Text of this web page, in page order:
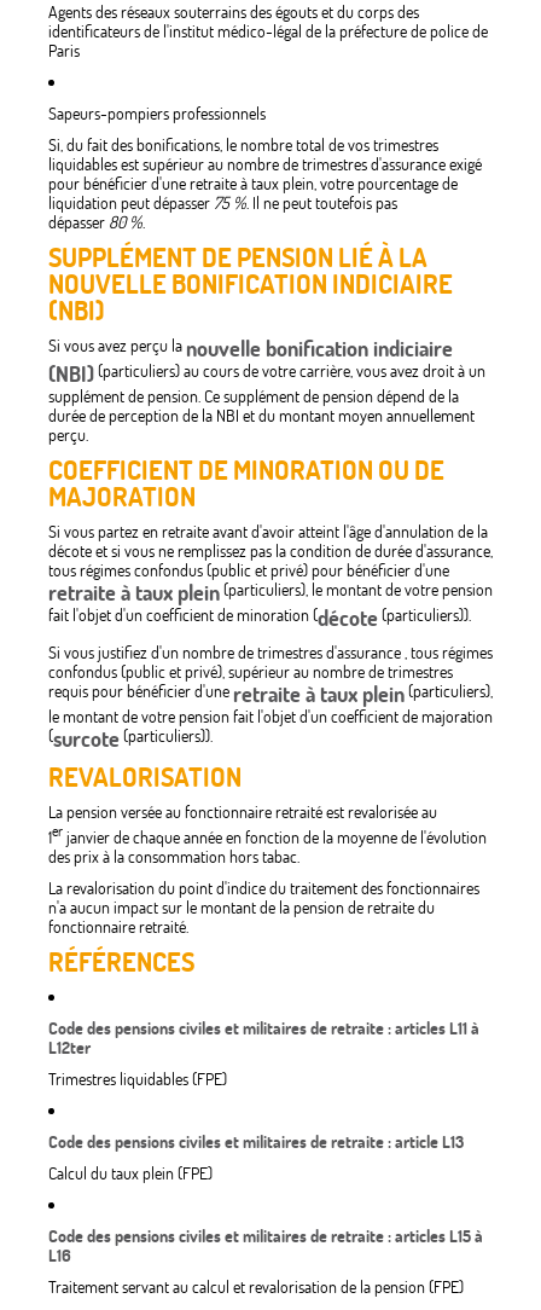
Agents des réseaux souterrains des égouts et du corps des
identificateurs de l'institut médico-légal de la préfecture de police de
Paris
Sapeurs-pompiers professionnels
Si, du fait des bonifications, le nombre total de vos trimestres
liquidables est supérieur au nombre de trimestres d'assurance exigé
pour bénéficier d'une retraite à taux plein, votre pourcentage de
liquidation peut dépasser 75 %. Il ne peut toutefois pas
dépasser 80 %.
SUPPLÉMENT DE PENSION LIÉ À LA
NOUVELLE BONIFICATION INDICIAIRE
(NBI)
Si vous avez perçu la nouvelle bonification indiciaire
(NBI)(particuliers) au cours de votre carrière, vous avez droit à un
supplément de pension. Ce supplément de pension dépend de la
durée de perception de la NBI et du montant moyen annuellement
perçu.
COEFFICIENT DE MINORATION OU DE
MAJORATION
Si vous partez en retraite avant d'avoir atteint l'âge d'annulation de la
décote et si vous ne remplissez pas la condition de durée d'assurance,
tous régimes confondus (public et privé) pour bénéficier d'une
retraite à taux plein(particuliers), le montant de votre pension
fait l'objet d'un coefficient de minoration (décote(particuliers)).
Si vous justifiez d'un nombre de trimestres d'assurance , tous régimes
confondus (public et privé), supérieur au nombre de trimestres
requis pour bénéficier d'une retraite à taux plein(particuliers),
le montant de votre pension fait l'objet d'un coefficient de majoration
(surcote(particuliers)).
REVALORISATION
La pension versée au fonctionnaire retraité est revalorisée au
1er janvier de chaque année en fonction de la moyenne de l'évolution
des prix à la consommation hors tabac.
La revalorisation du point d'indice du traitement des fonctionnaires
n'a aucun impact sur le montant de la pension de retraite du
fonctionnaire retraité.
RÉFÉRENCES
Code des pensions civiles et militaires de retraite : articles L11 à
L12ter
Trimestres liquidables (FPE)
Code des pensions civiles et militaires de retraite : article L13
Calcul du taux plein (FPE)
Code des pensions civiles et militaires de retraite : articles L15 à
L16
Traitement servant au calcul et revalorisation de la pension (FPE)